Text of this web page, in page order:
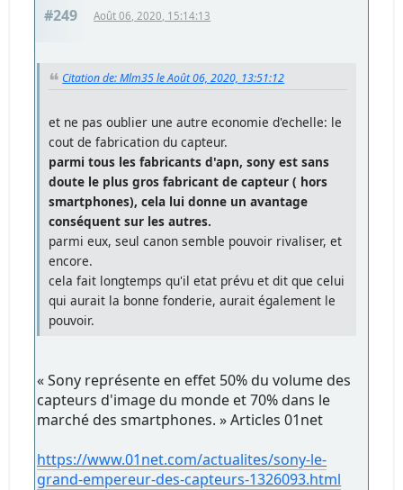
#249 Août 06, 2020, 15:14:13
Citation de: Mlm35 le Août 06, 2020, 13:51:12
et ne pas oublier une autre economie d'echelle: le
cout de fabrication du capteur.
parmi tous les fabricants d'apn, sony est sans
doute le plus gros fabricant de capteur ( hors
smartphones), cela lui donne un avantage
conséquent sur les autres.
parmi eux, seul canon semble pouvoir rivaliser, et
encore.
cela fait longtemps qu'il etat prévu et dit que celui
qui aurait la bonne fonderie, aurait également le
pouvoir.
« Sony représente en effet 50% du volume des
capteurs d'image du monde et 70% dans le
marché des smartphones. » Articles 01net
https://www.01net.com/actualites/sony-le-
grand-empereur-des-capteurs-1326093.html